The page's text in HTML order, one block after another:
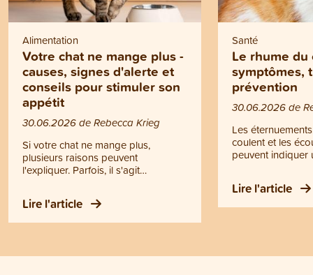
Alimentation
Votre chat ne mange plus -
causes, signes d'alerte et
conseils pour stimuler son
appétit
30.06.2026 de Rebecca Krieg
Si votre chat ne mange plus,
plusieurs raisons peuvent
l'expliquer. Parfois, il s'agit
perte d'appétit peut être le signe
d'un problème de santé. Mais
quand faut-il consulter un vétérinaire
Lire l'article
Santé
Le rhume du
symptômes,
prévention
30.06.2026 de
Les
coulent et les
peuvent indiquer
contagieuse des
supérieures. Le
d’écoulements
Lire l'article